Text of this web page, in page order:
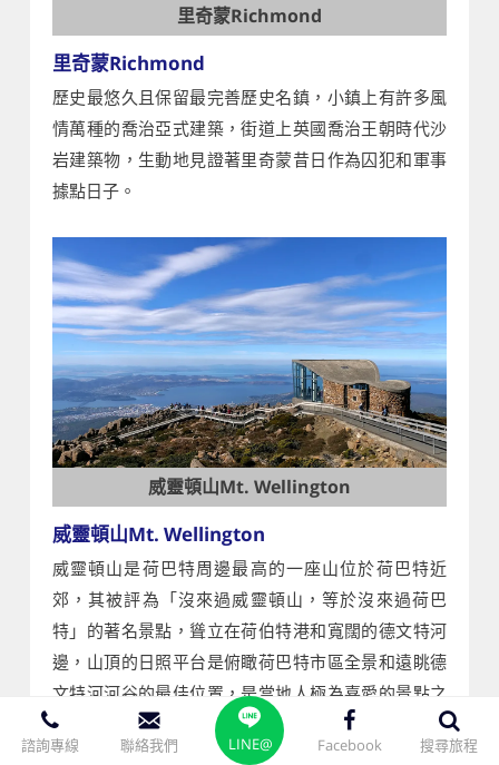
諮詢專線 聯絡我們 LINE@ Facebook 搜尋旅程
里奇蒙Richmond
里奇蒙Richmond
歷史最悠久且保留最完善歷史名鎮，小鎮上有許多風
情萬種的喬治亞式建築，街道上英國喬治王朝時代沙
岩建築物，生動地見證著里奇蒙昔日作為囚犯和軍事
據點日子。
威靈頓山Mt. Wellington
威靈頓山Mt. Wellington
威靈頓山是荷巴特周邊最高的一座山位於荷巴特近
郊，其被評為「沒來過威靈頓山，等於沒來過荷巴
特」的著名景點，聳立在荷伯特港和寬闊的德文特河
邊，山頂的日照平台是俯瞰荷巴特市區全景和遠眺德
文特河河谷的最佳位置，是當地人極為喜愛的景點之
一。
【下車參觀】里奇蒙、威靈頓山